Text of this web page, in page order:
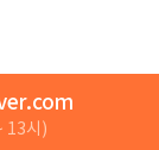
13시)